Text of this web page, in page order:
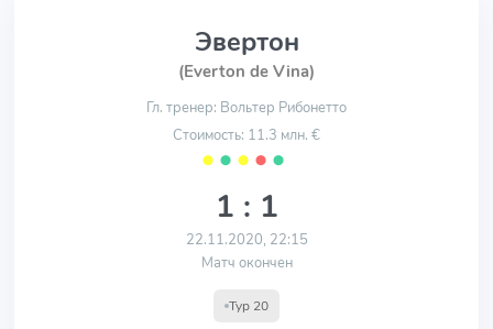
Эвертон
(Everton de Vina)
Гл. тренер: Вольтер Рибонетто
Стоимость: 11.3 млн. €
⬤ ⬤ ⬤ ⬤ ⬤
1 : 1
22.11.2020, 22:15
Матч окончен
Тур 20